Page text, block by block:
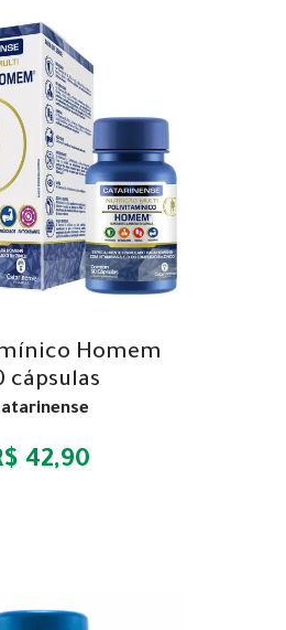
Homem
cápsulas
42,90